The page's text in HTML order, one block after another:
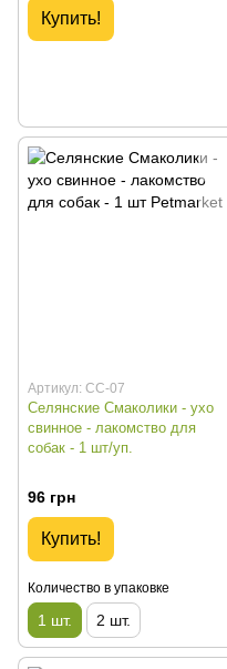
Купить!
Артикул: СС-07
Селянские Смаколики - ухо
свинное - лакомство для
собак - 1 шт/уп.
96 грн
Купить!
Количество в упаковке
1 шт. 2 шт.